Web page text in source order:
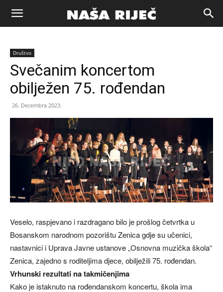
Naša
riječ
Društvo
Svečanim koncertom
obilježen 75. rođendan
26. Decembra 2023.
Veselo, raspjevano i razdragano bilo je prošlog četvrtka u
Bosanskom narodnom pozorištu Zenica gdje su učenici,
nastavnici i Uprava Javne ustanove „Osnovna muzička škola“
Zenica, zajedno s roditeljima djece, obilježili 75. rođendan.
Vrhunski rezultati na takmičenjima
Kako je istaknuto na rođendanskom koncertu, škola ima